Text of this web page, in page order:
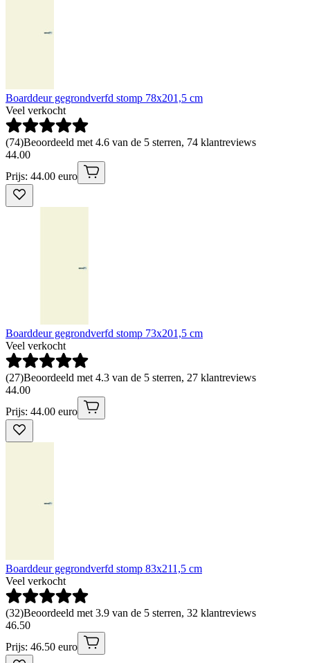
Boarddeur gegrondverfd stomp 78x201,5 cm
Veel verkocht
(74)Beoordeeld met 4.6 van de 5 sterren, 74 klantreviews
44.00
Prijs: 44.00 euro
Boarddeur gegrondverfd stomp 73x201,5 cm
Veel verkocht
(27)Beoordeeld met 4.3 van de 5 sterren, 27 klantreviews
44.00
Prijs: 44.00 euro
Boarddeur gegrondverfd stomp 83x211,5 cm
Veel verkocht
(32)Beoordeeld met 3.9 van de 5 sterren, 32 klantreviews
46.50
Prijs: 46.50 euro